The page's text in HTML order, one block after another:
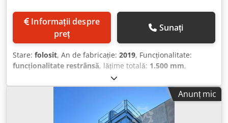
preț
Sunați
Stare: folosit, An de fabricație: 2019, Funcționalitate:
funcționalitate restrânsă, lățime totală: 1.500 mm,
, înălțime totală:
greutate totală:1.200 kg, Dotări:documentație / manual,
Instalația este utilizată pentru purificarea aerului din hale
și, în funcție de sistemul de filtrare utilizat, poate fi
folosită, printre altele, pentru captarea sau filtrarea
Anunț mic